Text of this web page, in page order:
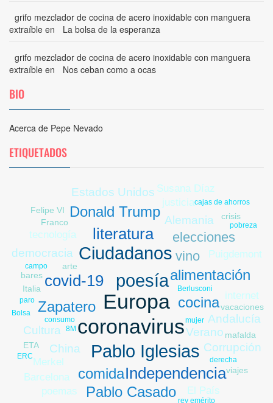
grifo mezclador de cocina de acero inoxidable con manguera
extraíble en La bolsa de la esperanza
grifo mezclador de cocina de acero inoxidable con manguera
extraíble en Nos ceban como a ocas
BIO
Acerca de Pepe Nevado
ETIQUETADOS
Europa
coronavirus
poesía
Ciudadanos
Pablo Iglesias
covid-19
literatura
Independencia
Zapatero
alimentación
cocina
Donald Trump
Pablo Casado
comida
elecciones
vino
Andalucía
Cultura
democracia
China
Estados Unidos
Verano
Alemania
Corrupción
Puigdemont
tecnología
internet
Barcelona
El País
justicia
Susana Díaz
Merkel
poemas
arte
bares
crisis
ETA
Felipe VI
Franco
Italia
vacaciones
viajes
mafalda
Berlusconi
Bolsa
cajas de ahorros
consumo
derecha
ERC
mujer
rey emérito
8M
campo
paro
pobreza